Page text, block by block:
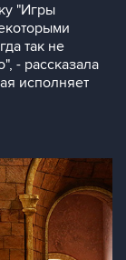
"Игры
так не
- рассказала
исполняет